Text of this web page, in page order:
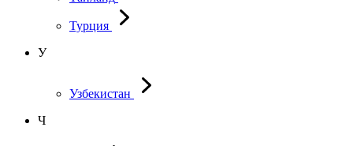
Турция
У
Узбекистан
Ч